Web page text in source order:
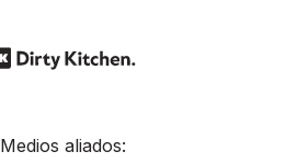
Medios aliados: